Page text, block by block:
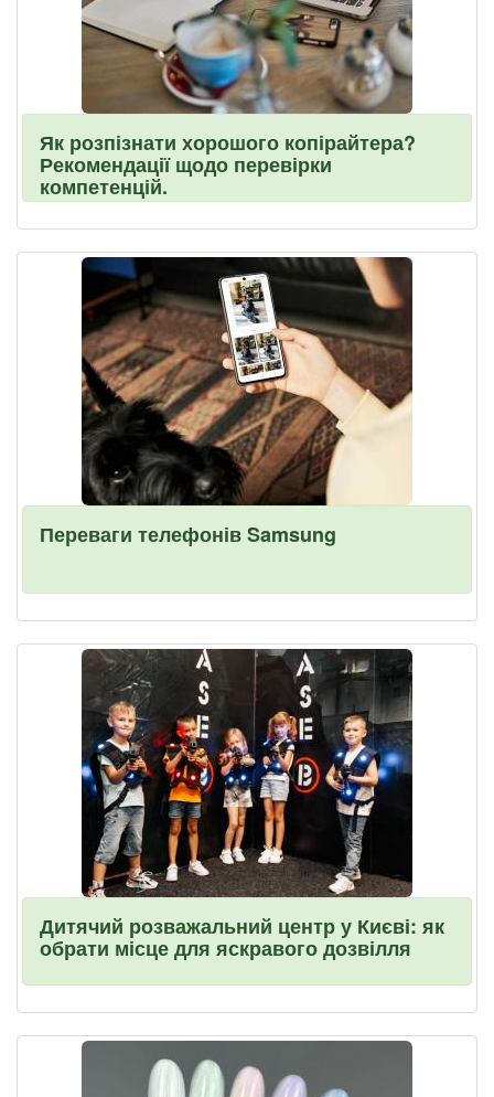
Як розпізнати хорошого копірайтера?
Рекомендації щодо перевірки
компетенцій.
Переваги телефонів Samsung
Дитячий розважальний центр у Києві: як
обрати місце для яскравого дозвілля